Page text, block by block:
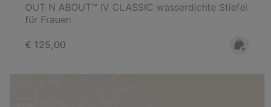
OUT N ABOUT™ IV CLASSIC wasserdichte Stiefel
für Frauen
Regular price:
€ 125,00